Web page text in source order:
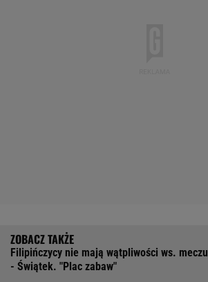
Filipińczycy nie mają wątpliwości ws.
- Świątek. "Plac zabaw"